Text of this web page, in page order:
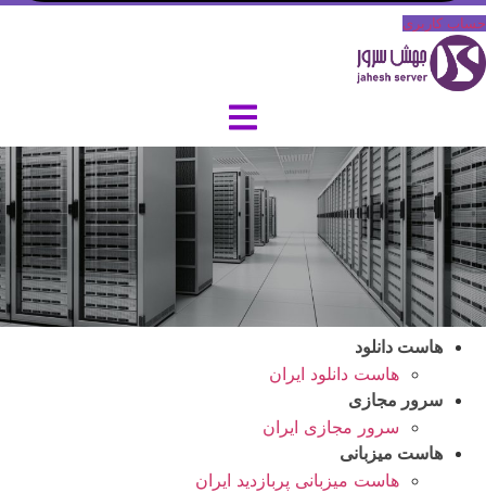
حساب کاربری
هاست دانلود
هاست دانلود ایران
سرور مجازی
سرور مجازی ایران
هاست میزبانی
هاست میزبانی پربازدید ایران